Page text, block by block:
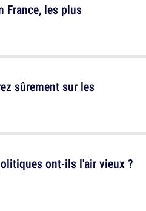
sûrement sur les
France, les plus
ont-ils l'air vieux ?